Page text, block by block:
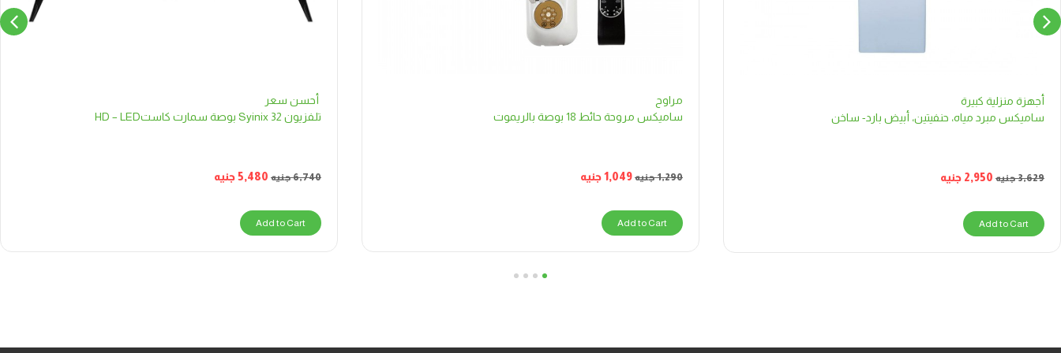
أجهزة منزلية كبيرة
ساميكس مبرد مياه، حنفيتين، أبيض بارد- ساخن
3,629جنيه 2,950 جنيه
Add to Cart
مراوح
ساميكس مروحة حائط 18 بوصة بالريموت
1,290جنيه 1,049جنيه
Add to Cart
أحسن سعر
تلفزيون Syinix 32 بوصة سمارت كاستHD – LED
6,740جنيه 5,480جنيه
Add to Cart